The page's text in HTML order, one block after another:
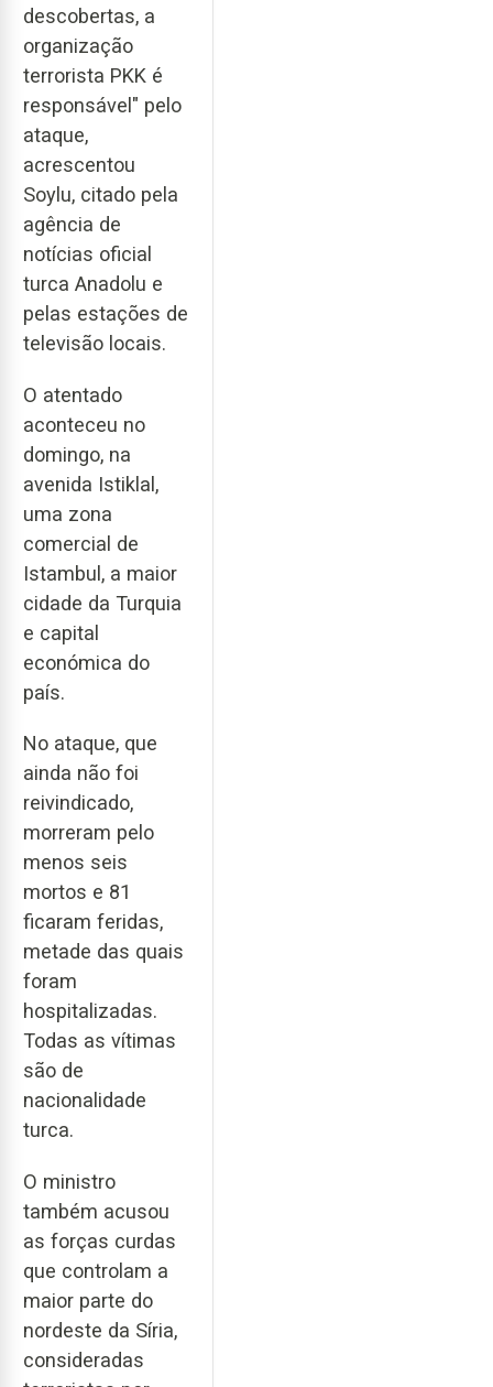
descobertas, a
organização
terrorista PKK é
responsável" pelo
ataque,
acrescentou
Soylu, citado pela
agência de
notícias oficial
turca Anadolu e
pelas estações de
televisão locais.
O atentado
aconteceu no
domingo, na
avenida Istiklal,
uma zona
comercial de
Istambul, a maior
cidade da Turquia
e capital
económica do
país.
No ataque, que
ainda não foi
reivindicado,
morreram pelo
menos seis
mortos e 81
ficaram feridas,
metade das quais
foram
hospitalizadas.
Todas as vítimas
são de
nacionalidade
turca.
O ministro
também acusou
as forças curdas
que controlam a
maior parte do
nordeste da Síria,
consideradas